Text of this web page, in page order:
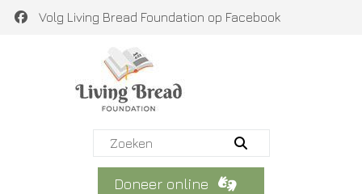
Volg Living Bread Foundation op Facebook
Doneer online